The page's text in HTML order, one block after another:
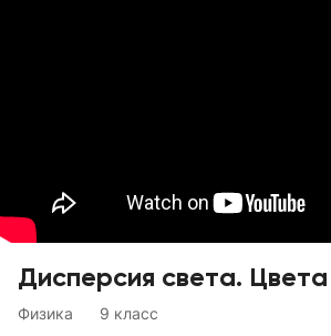
Дисперсия света.
Физика 9 класс